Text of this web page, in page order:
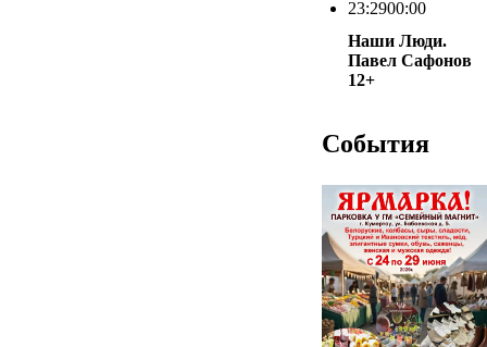
23:2900:00
Наши Люди.
Павел Сафонов
12+
События